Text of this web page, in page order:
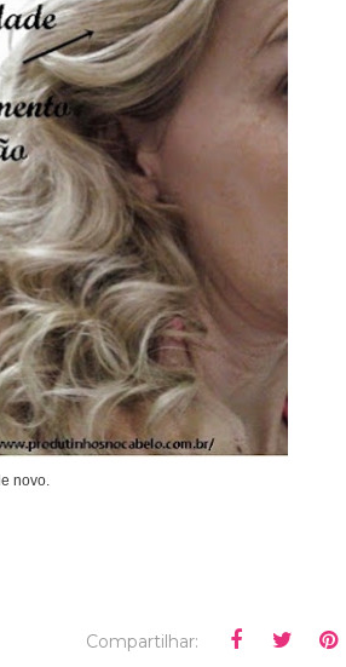
novo.
Compartilhar: